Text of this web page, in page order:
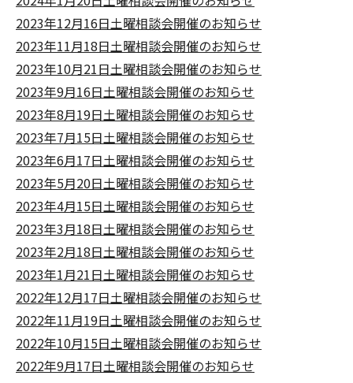
2023年12月16日土曜相談会開催のお知らせ
2023年11月18日土曜相談会開催のお知らせ
2023年10月21日土曜相談会開催のお知らせ
2023年9月16日土曜相談会開催のお知らせ
2023年8月19日土曜相談会開催のお知らせ
2023年7月15日土曜相談会開催のお知らせ
2023年6月17日土曜相談会開催のお知らせ
2023年5月20日土曜相談会開催のお知らせ
2023年4月15日土曜相談会開催のお知らせ
2023年3月18日土曜相談会開催のお知らせ
2023年2月18日土曜相談会開催のお知らせ
2023年1月21日土曜相談会開催のお知らせ
2022年12月17日土曜相談会開催のお知らせ
2022年11月19日土曜相談会開催のお知らせ
2022年10月15日土曜相談会開催のお知らせ
2022年9月17日土曜相談会開催のお知らせ